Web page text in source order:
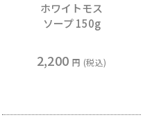
ホワイトモス
ソープ 150g
2,200 税込